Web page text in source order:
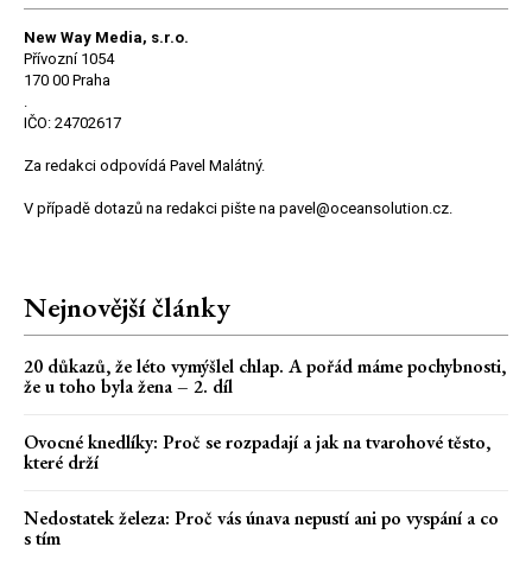
New Way Media, s.r.o.
Přívozní 1054
170 00 Praha
IČO: 24702617
Za redakci odpovídá Pavel Malátný.
V případě dotazů na redakci pište na pavel@oceansolution.cz.
Nejnovější články
20 důkazů, že léto vymýšlel chlap. A pořád máme pochybnosti,
že u toho byla žena – 2. díl
Ovocné knedlíky: Proč se rozpadají a jak na tvarohové těsto,
které drží
Nedostatek železa: Proč vás únava nepustí ani po vyspání a co
s tím